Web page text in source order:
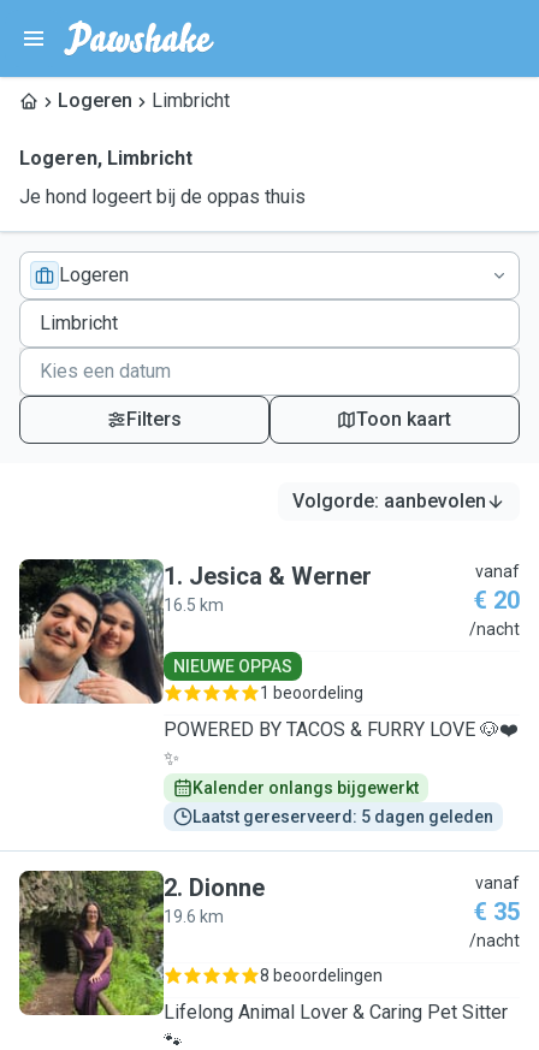
Logeren Limbricht
Logeren, Limbricht
Je hond logeert bij de oppas thuis
Logeren
Filters Toon kaart
Volgorde: aanbevolen
J
1. Jesica & Werner
16.5 km
vanaf
€ 20
/nacht
NIEUWE OPPAS
1 beoordeling
POWERED BY TACOS & FURRY LOVE 🐶❤️
✨
Kalender onlangs bijgewerkt
Laatst gereserveerd: 5 dagen geleden
D
2. Dionne
19.6 km
vanaf
€ 35
/nacht
8 beoordelingen
Lifelong Animal Lover & Caring Pet Sitter
🐾